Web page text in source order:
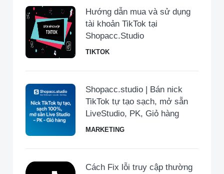
Hướng dẫn mua và sử dụng
tài khoản TikTok tại
Shopacc.Studio
TIKTOK
Shopacc.studio | Bán nick
TikTok tự tạo sạch, mở sẵn
LiveStudio, PK, Giỏ hàng
MARKETING
Cách Fix lỗi truy cập thường